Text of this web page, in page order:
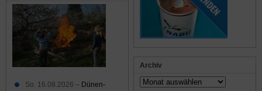
Archiv
Archiv
So. 16.08.2026 – Dünen-